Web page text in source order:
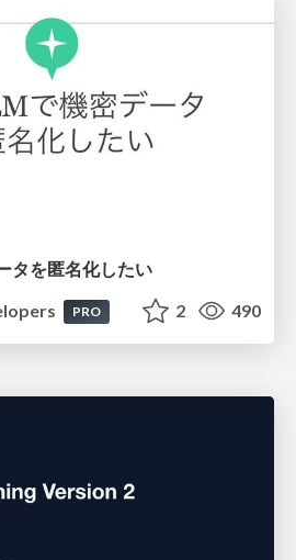
タを匿名化したい
PRO 2 490